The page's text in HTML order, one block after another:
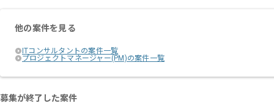
他の案件を見る
ITコンサルタントの案件一覧
プロジェクトマネージャー(PM)の案件一覧
募集が終了した案件